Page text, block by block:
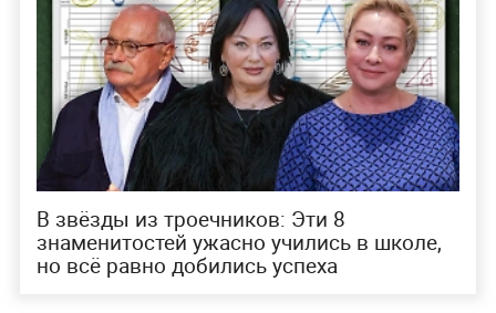
В звёзды из троечников: Эти 8
знаменитостей ужасно учились в школе,
но всё равно добились успеха